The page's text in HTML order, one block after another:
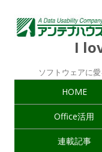
I
ソフトウェアに
HOME
Office活用
連載記事